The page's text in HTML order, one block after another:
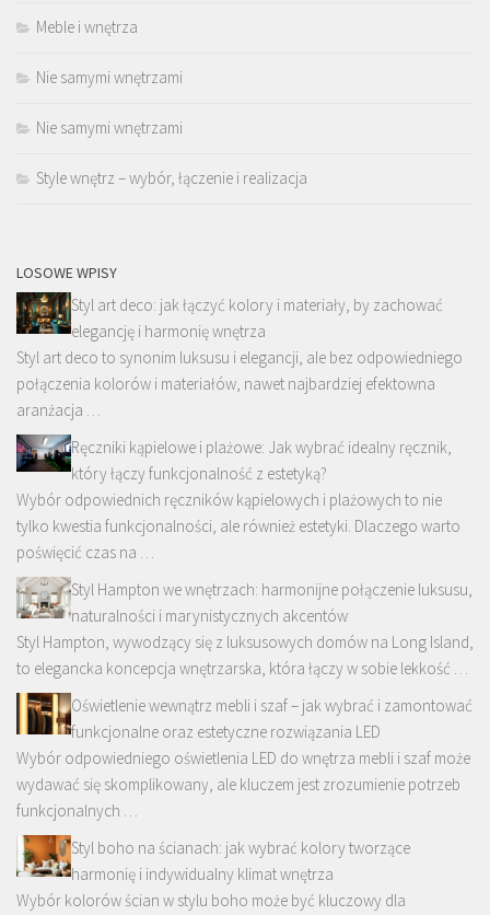
Meble i wnętrza
Nie samymi wnętrzami
Nie samymi wnętrzami
Style wnętrz – wybór, łączenie i realizacja
LOSOWE WPISY
Styl art deco: jak łączyć kolory i materiały, by zachować
elegancję i harmonię wnętrza
Styl art deco to synonim luksusu i elegancji, ale bez odpowiedniego
połączenia kolorów i materiałów, nawet najbardziej efektowna
aranżacja …
Ręczniki kąpielowe i plażowe: Jak wybrać idealny ręcznik,
który łączy funkcjonalność z estetyką?
Wybór odpowiednich ręczników kąpielowych i plażowych to nie
tylko kwestia funkcjonalności, ale również estetyki. Dlaczego warto
poświęcić czas na …
Styl Hampton we wnętrzach: harmonijne połączenie luksusu,
naturalności i marynistycznych akcentów
Styl Hampton, wywodzący się z luksusowych domów na Long Island,
to elegancka koncepcja wnętrzarska, która łączy w sobie lekkość …
Oświetlenie wewnątrz mebli i szaf – jak wybrać i zamontować
funkcjonalne oraz estetyczne rozwiązania LED
Wybór odpowiedniego oświetlenia LED do wnętrza mebli i szaf może
wydawać się skomplikowany, ale kluczem jest zrozumienie potrzeb
funkcjonalnych …
Styl boho na ścianach: jak wybrać kolory tworzące
harmonię i indywidualny klimat wnętrza
Wybór kolorów ścian w stylu boho może być kluczowy dla